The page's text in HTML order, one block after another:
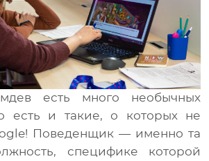
есть много необычных
есть и такие, о которых не
Поведенщик — именно та
специфике которой